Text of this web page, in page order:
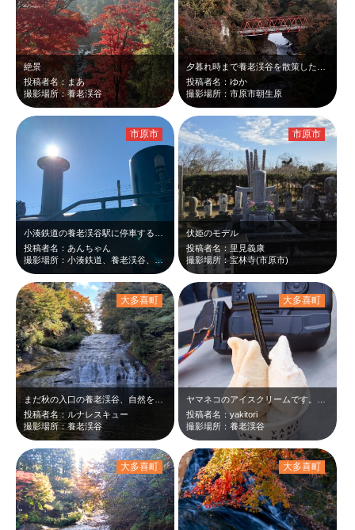
絶景
投稿者名：まあ
撮影場所：養老渓谷
投稿者名：ゆか
撮影場所：市原市朝生原
投稿者名：あんちゃん
撮影場所：小湊鉄道、養老渓谷、養老渓谷駅
市原市
伏姫のモデル
投稿者名：里見義康
撮影場所：宝林寺(市原市)
市原市
投稿者名：ルナレスキュー
撮影場所：養老渓谷
大多喜町
投稿者名：yakitori
撮影場所：養老渓谷
大多喜町
大多喜町 大多喜町